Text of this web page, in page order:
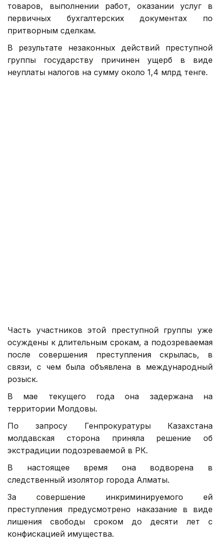
товаров, выполнении работ, оказании услуг в
первичных бухгалтерских документах по
притворным сделкам.
В результате незаконных действий преступной
группы государству причинен ущерб в виде
неуплаты налогов на сумму около 1,4 млрд тенге.
Часть участников этой преступной группы уже
осуждены к длительным срокам, а подозреваемая
после совершения преступления скрылась, в
связи, с чем была объявлена в международный
розыск.
В мае текущего года она задержана на
территории Молдовы.
По запросу Генпрокуратуры Казахстана
молдавская сторона приняла решение об
экстрадиции подозреваемой в РК.
В настоящее время она водворена в
следственный изолятор города Алматы.
За совершение инкриминируемого ей
преступления предусмотрено наказание в виде
лишения свободы сроком до десяти лет с
конфискацией имущества.